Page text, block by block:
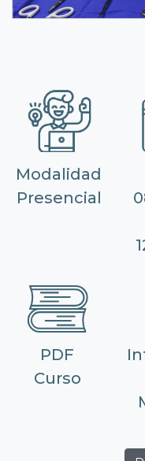
Modalidad
Presencial
PDF
Curso